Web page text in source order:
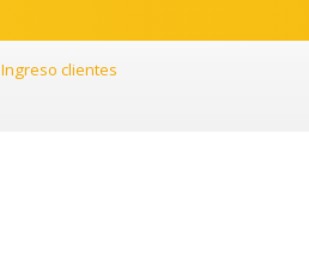
Ingreso clientes